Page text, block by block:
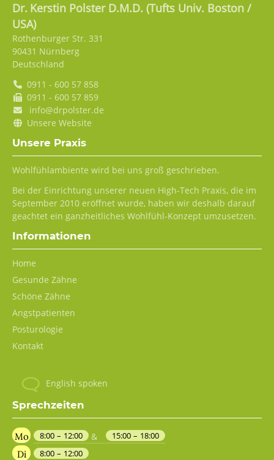
Dr. Kerstin Polster D.M.D. (Tufts Univ. Boston /
USA)
Rothenburger Str. 331
90431 Nürnberg
Deutschland
0911 - 600 57 858
0911 - 600 57 859
info@drpolster.de
Unsere Website
Unsere Praxis
Wohlfühlambiente wird bei uns groß geschrieben.
Bei der Einrichtung unserer neuen High-Tech Praxis, die im
September 2010 eröffnet wurde, haben wir deshalb darauf
geachtet ein ganzheitliches Wohlfühl-Konzept umzusetzen.
Informationen
Navigation
überspringen
Home
Gesunde Zähne
Schöne Zähne
Angstpatienten
Posturologie
Kontakt
English spoken
Sprechzeiten
Mo 8:00 – 12:00 & 15:00 – 18:00
Di 8:00 – 12:00